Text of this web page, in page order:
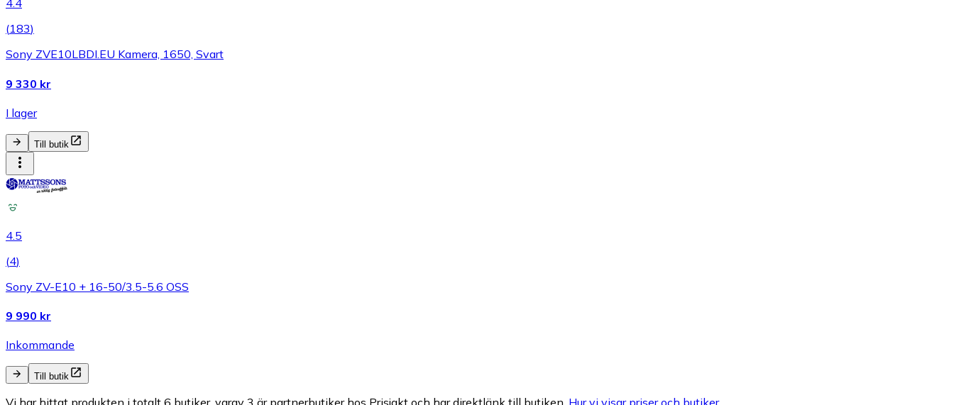
4.4
(183)
Sony ZVE10LBDI.EU Kamera, 1650, Svart
9 330 kr
I lager
Till butik
4.5
(4)
Sony ZV-E10 + 16-50/3.5-5.6 OSS
9 990 kr
Inkommande
Till butik